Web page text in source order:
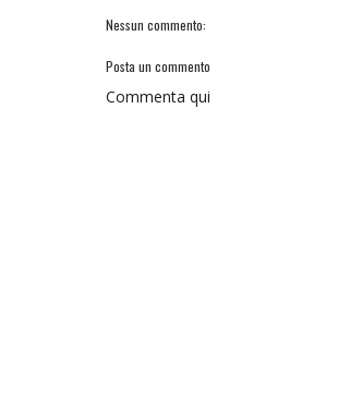
Nessun commento:
Posta un commento
Commenta qui